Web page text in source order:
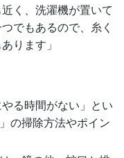
く、洗濯機が置いて
でもあるので、糸く
ります」
る時間がない」とい
の掃除方法やポイン